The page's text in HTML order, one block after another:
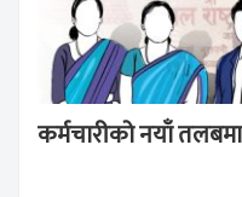
कर्मचारीको नयाँ